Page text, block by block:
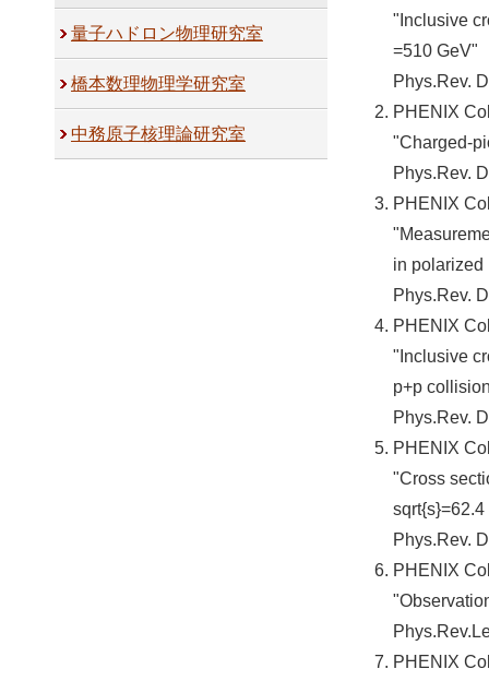
量子ハドロン物理研究室
橋本数理物理学研究室
中務原子核理論研究室
"Inclusive
=510 GeV"
Phys.Rev.
PHENIX
"Charged-
Phys.Rev.
PHENIX
in polarized
Phys.Rev.
PHENIX
"Inclusive
p+p
Phys.Rev.
PHENIX
"Cross
sqrt{s}=62.4
Phys.Rev.
PHENIX
PHENIX